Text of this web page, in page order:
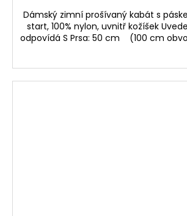
Dámský zimní prošívaný kabát s
start, 100% nylon, uvnitř kožíšek
odpovídá S Prsa: 50 cm (100 cm